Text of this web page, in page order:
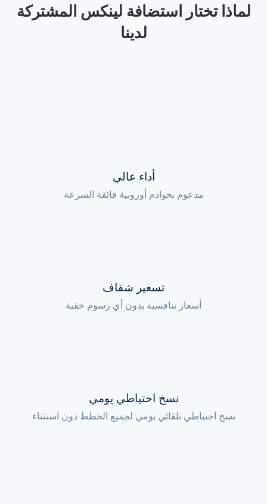
لماذا تختار استضافة لينكس المشتركة
لدينا
أداء عالي
مدعوم بخوادم أوروبية فائقة السرعة
تسعير شفاف
أسعار تنافسية بدون أي رسوم خفية
نسخ احتياطي يومي
نسخ احتياطي تلقائي يومي لجميع الخطط دون استثناء